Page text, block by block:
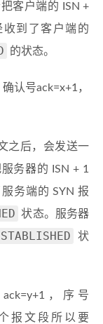
客户端的 ISN +
到了客户端的
的状态。
认号ack=x+1，
之后，会发送一
务器的 ISN + 1
务端的 SYN 报
状态。服务器
状
，序号
报文段所以要